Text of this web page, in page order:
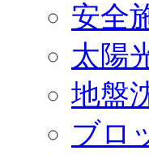
安全
太陽
地盤
ブロ